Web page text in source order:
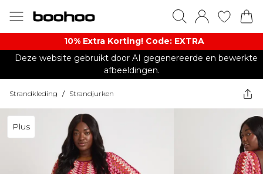
10% Extra Korting! Code: EXTRA​
Deze website gebruikt door AI gegenereerde en bewerkte
afbeeldingen.
Strandkleding / Strandjurken
Plus